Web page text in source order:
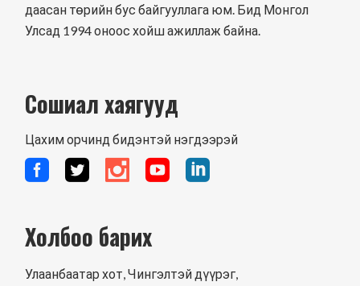
даасан төрийн бус байгууллага юм. Бид Монгол
Улсад 1994 оноос хойш ажиллаж байна.
Сошиал хаягууд
Цахим орчинд бидэнтэй нэгдээрэй
Холбоо барих
Улаанбаатар хот, Чингэлтэй дүүрэг,